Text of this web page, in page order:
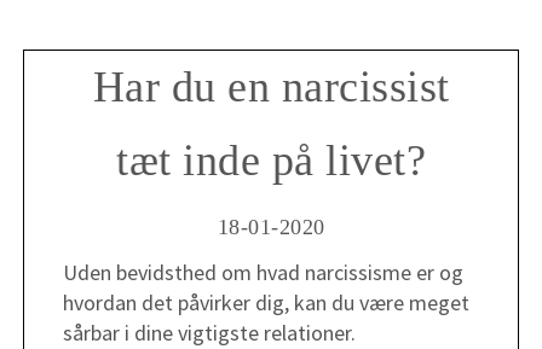
Har du en narcissist
tæt inde på livet?
18-01-2020
Uden bevidsthed om hvad narcissisme er og
hvordan det påvirker dig, kan du være meget
sårbar i dine vigtigste relationer.